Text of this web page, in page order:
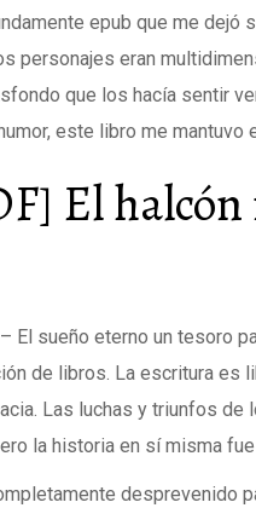
epub que me dejó
personajes eran
que los hacía sentir
este libro me
El
El sueño eterno un tesoro
de libros. La escritura es
Las luchas y triunfos
la historia en sí misma
desprevenido